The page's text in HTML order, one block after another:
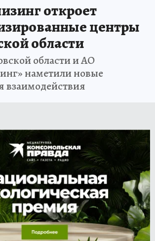
откроет
центры
области
области и АО
наметили новые
взаимодействия